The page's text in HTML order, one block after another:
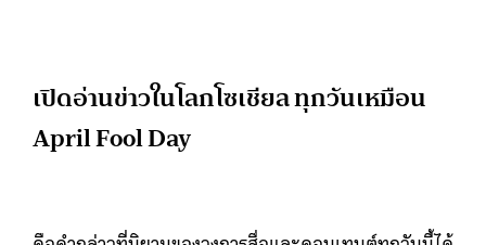
เปิดอ่านข่าวในโลกโซเชียล ทุกวันเหมือน
April Fool Day